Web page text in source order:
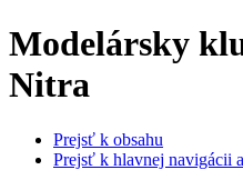
Modelársky
Nitra
Prejsť k obsahu
Prejsť k hlavnej navigácii